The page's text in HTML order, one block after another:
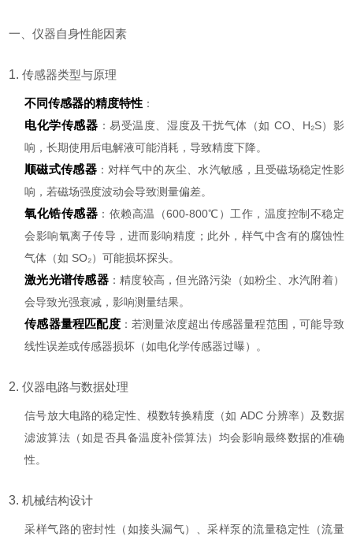
一、仪器自身性能因素
1.传感器类型与原理
不同传感器的精度特性 ：
电化学传感器 ：易受温度、湿度及干扰气体（如 CO、H₂S）影
响，长期使用后电解液可能消耗，导致精度下降。
顺磁式传感器：对样气中的灰尘、水汽敏感，且受磁场稳定性影
响，若磁场强度波动会导致测量偏差。
氧化锆传感器 ：依赖高温（600-800℃）工作，温度控制不稳定
会影响氧离子传导，进而影响精度；此外，样气中含有的腐蚀性
气体（如 SO₂）可能损坏探头。
激光光谱传感器：精度较高，但光路污染（如粉尘、水汽附着）
会导致光强衰减，影响测量结果。
传感器量程匹配度：若测量浓度超出传感器量程范围，可能导致
线性误差或传感器损坏（如电化学传感器过曝）。
2.仪器电路与数据处理
信号放大电路的稳定性、模数转换精度（如 ADC 分辨率）及数据
滤波算法（如是否具备温度补偿算法）均会影响最终数据的准确
性。
3.机械结构设计
采样气路的密封性（如接头漏气）、采样泵的流量稳定性（流量